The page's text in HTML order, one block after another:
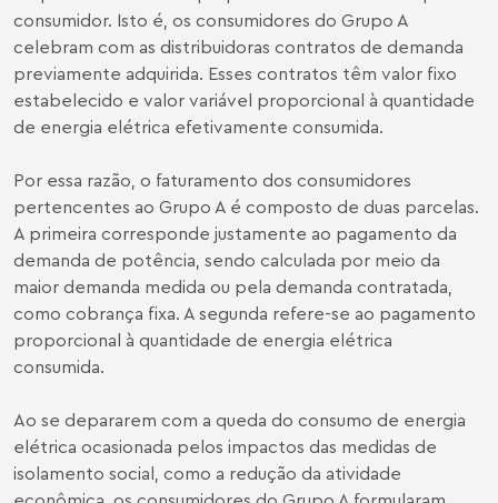
consumidor. Isto é, os consumidores do Grupo A
celebram com as distribuidoras contratos de demanda
previamente adquirida. Esses contratos têm valor fixo
estabelecido e valor variável proporcional à quantidade
de energia elétrica efetivamente consumida.
Por essa razão, o faturamento dos consumidores
pertencentes ao Grupo A é composto de duas parcelas.
A primeira corresponde justamente ao pagamento da
demanda de potência, sendo calculada por meio da
maior demanda medida ou pela demanda contratada,
como cobrança fixa. A segunda refere-se ao pagamento
proporcional à quantidade de energia elétrica
consumida.
Ao se depararem com a queda do consumo de energia
elétrica ocasionada pelos impactos das medidas de
isolamento social, como a redução da atividade